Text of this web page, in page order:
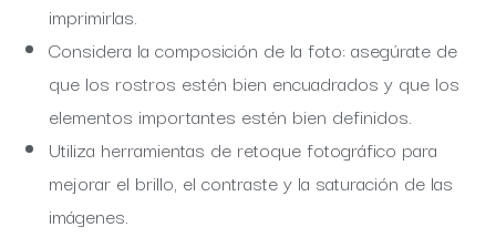
imprimirlas.
Considera la composición de la foto: asegúrate de
que los rostros estén bien encuadrados y que los
elementos importantes estén bien definidos.
Utiliza herramientas de retoque fotográfico para
mejorar el brillo, el contraste y la saturación de las
imágenes.